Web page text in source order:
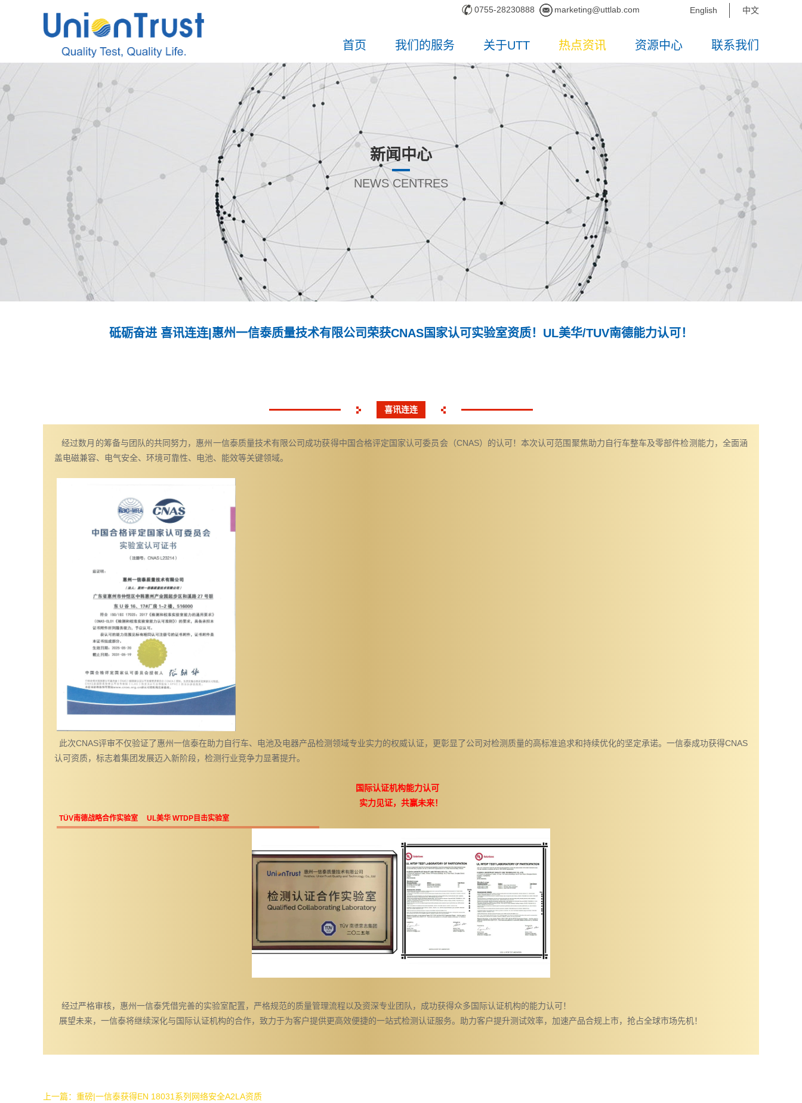
0755-28230888 marketing@uttlab.com English 中文
首页 我们的服务 关于UTT 热点资讯 资源中心 联系我们
新闻中心
NEWS CENTRES
砥砺奋进 喜讯连连|惠州一信泰质量技术有限公司荣获CNAS国家认可实验室资质！UL美华/TUV南德能力认可！
喜讯连连
经过数月的筹备与团队的共同努力，惠州一信泰质量技术有限公司成功获得中国合格评定国家认可委员会（CNAS）的认可！本次认可范围聚焦助力自行车整车及零部件检测能力，全面涵
盖电磁兼容、电气安全、环境可靠性、电池、能效等关键领域。
此次CNAS评审不仅验证了惠州一信泰在助力自行车、电池及电器产品检测领域专业实力的权威认证，更彰显了公司对检测质量的高标准追求和持续优化的坚定承诺。一信泰成功获得CNAS
认可资质，标志着集团发展迈入新阶段，检测行业竞争力显著提升。
国际认证机构能力认可
实力见证，共赢未来！
TÜV南德战略合作实验室 UL美华 WTDP目击实验室
经过严格审核，惠州一信泰凭借完善的实验室配置，严格规范的质量管理流程以及资深专业团队，成功获得众多国际认证机构的能力认可！
展望未来，一信泰将继续深化与国际认证机构的合作，致力于为客户提供更高效便捷的一站式检测认证服务。助力客户提升测试效率，加速产品合规上市，抢占全球市场先机！
上一篇： 重磅|一信泰获得EN 18031系列网络安全A2LA资质